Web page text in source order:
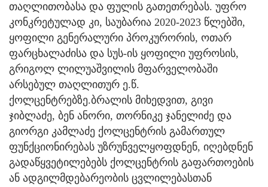
თაღლითობასა და ფულის გათეთრებას. უფრო
კონკრეტულად კი, საუბარია 2020-2023 წლებში,
ყოფილი გენერალური პროკურორის, ოთარ
ფარცხალაძისა და სუს-ის ყოფილი უფროსის,
გრიგოლ ლილუაშვილის მფარველობაში
არსებულ თაღლითურ ე.წ.
ქოლცენტრებზე.ბრალის მიხედვით, გივი
ჯიბლაძე, ბენ ანორი, თორნიკე ჯანელიძე და
გიორგი კამლაძე ქოლცენტრის გამართულ
ფუნქციონირებას უზრუნველყოფდნენ, იღებდნენ
გადაწყვეტილებებს ქოლცენტრის გაფართოების
ან ადგილმდებარეობის ცვლილებასთან